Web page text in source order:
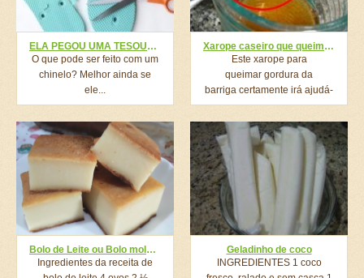
ELA PEGOU UMA TESOURA E CORTOU O CHINELO. O RESULTADO? VOCÊ VAI QUERER FAZER IGUAL!
O que pode ser feito com um
chinelo? Melhor ainda se
ele...
Xarope caseiro que queima gordura da barriga – Perca 1 cm por dia!…Ver mais
Este xarope para
queimar gordura da
barriga certamente irá ajudá-
lo a eliminar gorduras e...
Bolo de Leite ou Bolo mole: Aprenda a fazer o melhor bolo de leite da sua vida!
Ingredientes da receita de
Geladinho de coco
INGREDIENTES 1 coco